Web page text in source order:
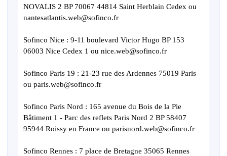
NOVALIS 2 BP 70067 44814 Saint Herblain Cedex ou
nantesatlantis.web@sofinco.fr
Sofinco Nice : 9-11 boulevard Victor Hugo BP 153
06003 Nice Cedex 1 ou nice.web@sofinco.fr
Sofinco Paris 19 : 21-23 rue des Ardennes 75019 Paris
ou paris.web@sofinco.fr
Sofinco Paris Nord : 165 avenue du Bois de la Pie
Bâtiment 1 - Parc des reflets Paris Nord 2 BP 58407
95944 Roissy en France ou parisnord.web@sofinco.fr
Sofinco Rennes : 7 place de Bretagne 35065 Rennes